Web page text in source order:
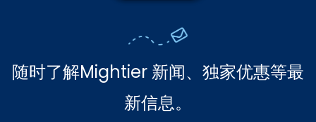
随时了解Mightier 新闻、独家优惠等最
新信息。